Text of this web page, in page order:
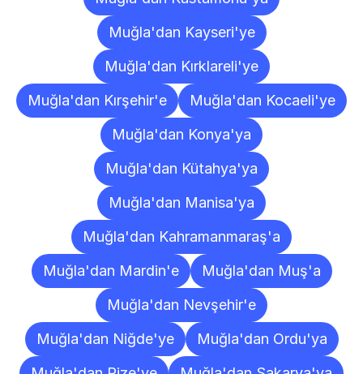
Muğla'dan Kayseri'ye
Muğla'dan Kırklareli'ye
Muğla'dan Kırşehir'e
Muğla'dan Kocaeli'ye
Muğla'dan Konya'ya
Muğla'dan Kütahya'ya
Muğla'dan Manisa'ya
Muğla'dan Kahramanmaraş'a
Muğla'dan Mardin'e
Muğla'dan Muş'a
Muğla'dan Nevşehir'e
Muğla'dan Niğde'ye
Muğla'dan Ordu'ya